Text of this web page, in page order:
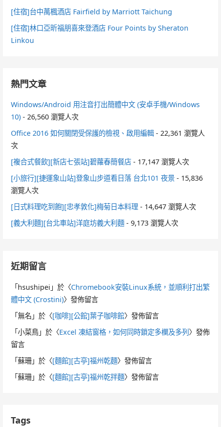
[住宿]台中萬楓酒店 Fairfield by Marriott Taichung
[住宿]林口亞昕福朋喜來登酒店 Four Points by Sheraton
Linkou
熱門文章
Windows/Android 用注音打出簡體中文 (安卓手機/Windows
10) - 26,560 瀏覽人次
Office 2016 如何關閉受保護的檢視、啟用編輯 - 22,361 瀏覽人
次
[複合式餐飲][新店七張站]碧蘿春簡餐店 - 17,147 瀏覽人次
[小旅行][捷運象山站]登象山步道看日落 台北101 夜景 - 15,836
瀏覽人次
[日式料理吃到飽][忠孝敦化]梅菊日本料理 - 14,647 瀏覽人次
[義大利麵][台北車站]洋庭坊義大利麵 - 9,173 瀏覽人次
近期留言
「 hsushipei 」於〈Chromebook安裝Linux系統，並順利打出繁
體中文 (Crostini)〉發佈留言
「無名 」於〈[咖啡][公館]葉子咖啡館〉發佈留言
「小菜鳥 」於〈Excel 凍結窗格，如何同時鎖定多欄及多列 〉發佈
留言
「蘇珊 」於〈[麵館][古亭]福州乾麵〉發佈留言
「蘇珊 」於〈[麵館][古亭]福州乾拌麵〉發佈留言
Tags